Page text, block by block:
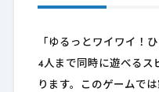
「ゆるっとワイワイ！
4人まで同時に遊べるス
ります。このゲームで